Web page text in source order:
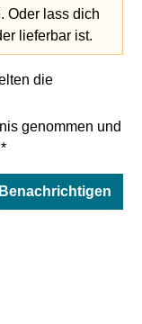
Oder lass dich
lieferbar ist.
die
genommen und
Benachrichtigen